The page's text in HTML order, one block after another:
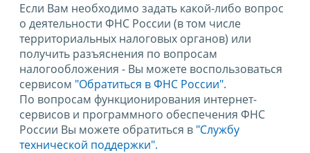
Если Вам необходимо задать какой-либо вопрос
о деятельности ФНС России (в том числе
территориальных налоговых органов) или
получить разъяснения по вопросам
налогообложения - Вы можете воспользоваться
сервисом "Обратиться в ФНС России".
По вопросам функционирования интернет-
сервисов и программного обеспечения ФНС
России Вы можете обратиться в "Службу
технической поддержки".